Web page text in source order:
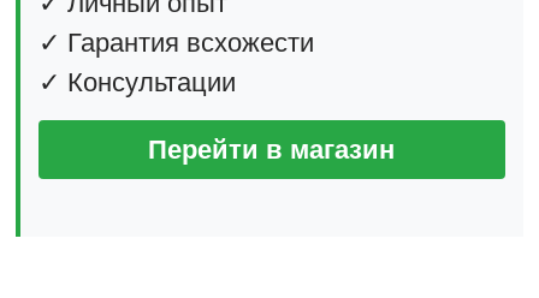
✓ Гарантия всхожести
✓ Консультации
Перейти в магазин